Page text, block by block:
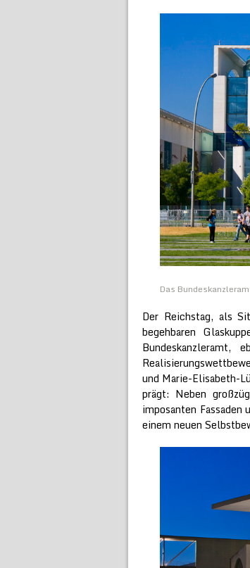
Das
Der Reichstag, als
begehbaren
Bundeskanzleramt,
und Marie-Elisabeth-
prägt: Neben
imposanten
einem neuen